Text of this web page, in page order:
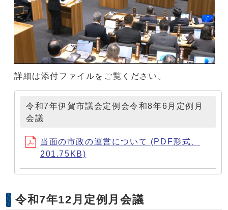
詳細は添付ファイルをご覧ください。
令和7年伊賀市議会定例会令和8年6月定例月
会議
当面の市政の運営について (PDF形式、
201.75KB)
令和7年12月定例月会議